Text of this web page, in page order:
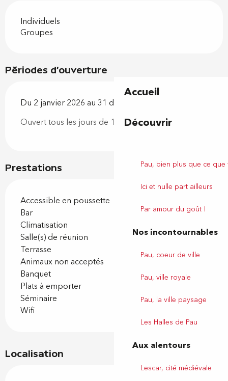
Accueil
Découvrir
Pau, bien plus que ce
Ici et nulle part ailleurs
Par amour du goût !
Nos incontournables
Pau, coeur de ville
Pau, ville royale
Pau, la ville paysage
Les Halles de Pau
Aux alentours
Lescar, cité médiévale
Prestations
Accessible en poussette
Bar
Climatisation
Salle(s) de réunion
Terrasse
Animaux non acceptés
Banquet
Plats à emporter
Séminaire
Wifi
Individuels
Groupes
Périodes d'ouverture
Du 2 janvier 2026 au 31 décembre 2026
Ouvert tous les jours de 19h30 à 1h30
Localisation